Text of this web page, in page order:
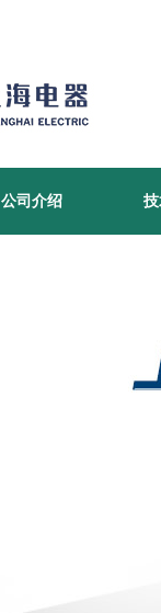
公司介绍